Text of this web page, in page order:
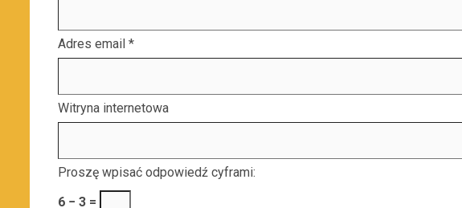
Adres email *
Witryna internetowa
Proszę wpisać odpowiedź cyframi:
6 − 3 =